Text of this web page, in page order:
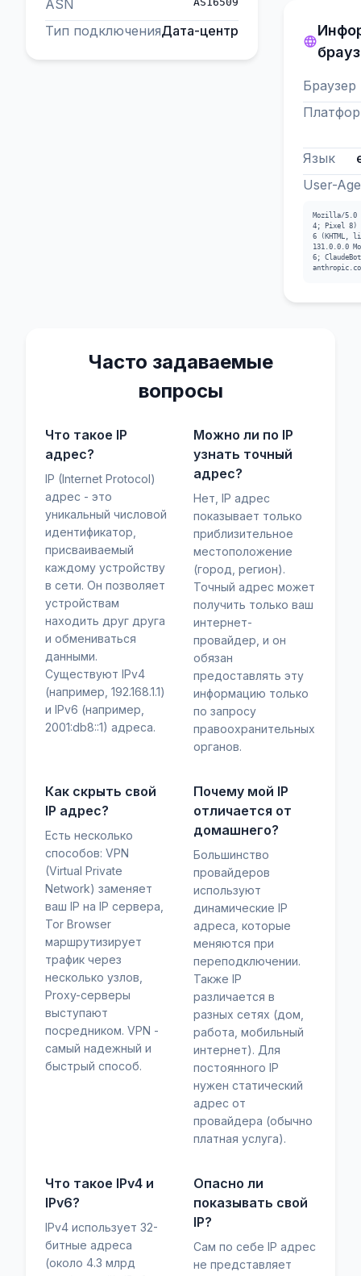
ASN
Тип подключенияДата-центр
Браузер
Язык
User-
Mozilla/5.0
4; Pixel 8)
6 (KHTML,
131.0.0.0
6;
Часто задаваемые
вопросы
Что такое IP
адрес?
IP (Internet Protocol)
адрес - это
уникальный числовой
идентификатор,
присваиваемый
каждому устройству
в сети. Он позволяет
устройствам
находить друг друга
и обмениваться
данными.
Существуют IPv4
(например, 192.168.1.1)
и IPv6 (например,
2001:db8::1) адреса.
Можно ли по IP
узнать точный
адрес?
Нет, IP адрес
показывает только
приблизительное
местоположение
(город, регион).
Точный адрес может
получить только ваш
интернет-
провайдер, и он
обязан
предоставлять эту
информацию только
по запросу
правоохранительных
органов.
Как скрыть свой
IP адрес?
Есть несколько
способов: VPN
(Virtual Private
Network) заменяет
ваш IP на IP сервера,
Tor Browser
маршрутизирует
трафик через
несколько узлов,
Proxy-серверы
выступают
посредником. VPN -
самый надежный и
быстрый способ.
Почему мой IP
отличается от
домашнего?
Большинство
провайдеров
используют
динамические IP
адреса, которые
меняются при
переподключении.
Также IP
различается в
разных сетях (дом,
работа, мобильный
интернет). Для
постоянного IP
нужен статический
адрес от
провайдера (обычно
платная услуга).
Что такое IPv4 и
IPv6?
IPv4 использует 32-
битные адреса
(около 4.3 млрд
Опасно ли
показывать свой
IP?
Сам по себе IP адрес
не представляет